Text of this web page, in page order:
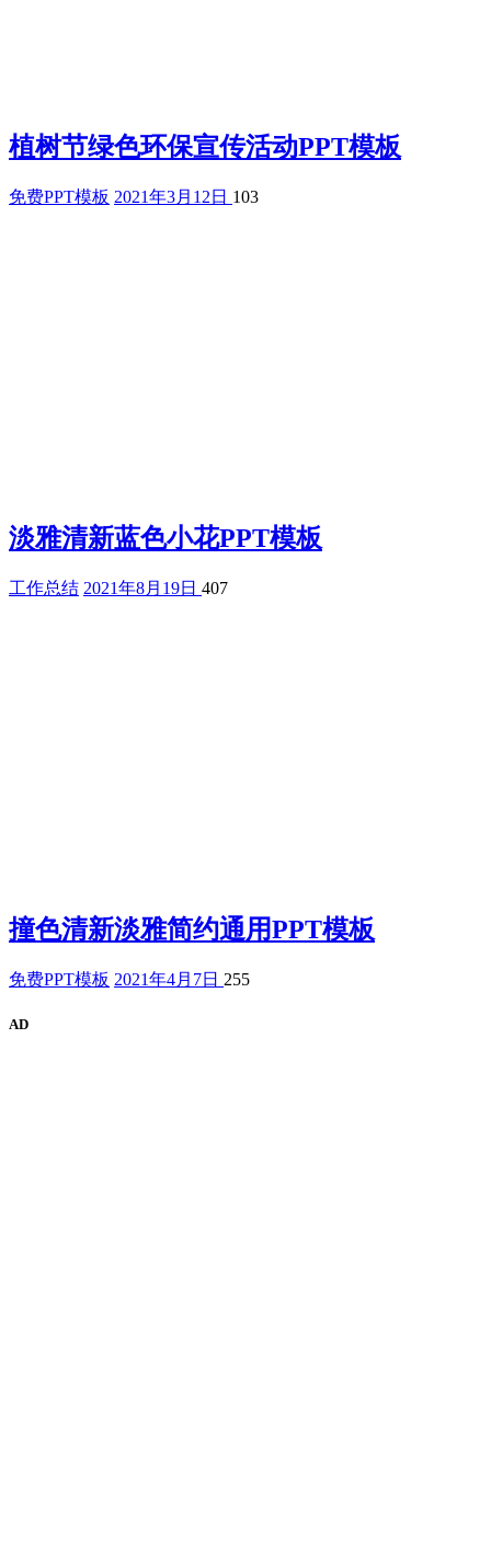
植树节绿色环保宣传活动PPT模板
免费PPT模板 2021年3月12日 103
淡雅清新蓝色小花PPT模板
工作总结 2021年8月19日 407
撞色清新淡雅简约通用PPT模板
免费PPT模板 2021年4月7日 255
AD